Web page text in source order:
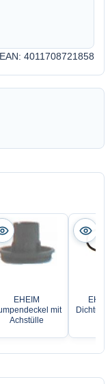
EAN: 4011708721858
EHEIM
mit
Achstülle